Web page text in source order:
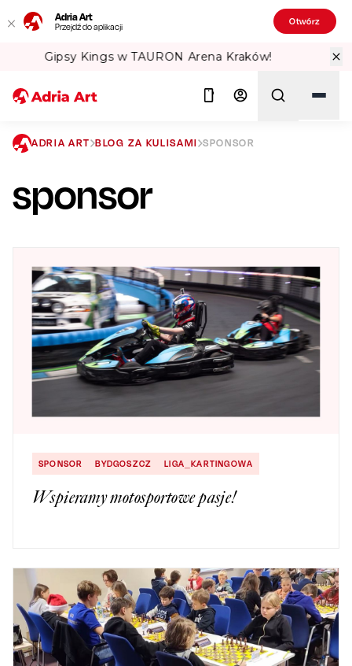
Adria Art
Przejdź do aplikacji Otwórz
Sprawdź Teatralne Lato w PKiN!
ADRIA ART BLOG ZA KULISAMI SPONSOR
sponsor
SPONSOR BYDGOSZCZ LIGA_KARTINGOWA
Wspieramy motosportowe pasje!